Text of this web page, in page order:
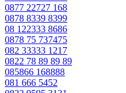
0877 22727 168
0878 8339 8399
08 122333 8686
0878 75 737475
082 33333 1217
0822 78 89 89 89
085866 168888
081 666 5452